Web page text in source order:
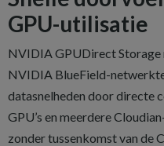
GPU-utilisatie
NVIDIA GPUDirect
NVIDIA BlueField-
datasnelheden door directe
GPU’s en meerdere
zonder tussenkomst van de